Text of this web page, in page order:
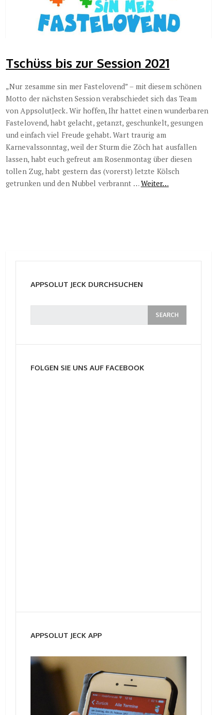
Tschüss bis zur Session 2021
„Nur zesamme sin mer Fastelovend” – mit diesem schönen
Motto der nächsten Session verabschiedet sich das Team
von AppsolutJeck. Wir hoffen, Ihr hattet einen wunderbaren
Fastelovend, habt gelacht, getanzt, geschunkelt, gesungen
und einfach viel Freude gehabt. Wart traurig am
Karnevalssonntag, weil der Sturm die Zöch hat ausfallen
lassen, habt euch gefreut am Rosenmontag über diesen
tollen Zug, habt gestern das (vorerst) letzte Kölsch
getrunken und den Nubbel verbrannt …Weiter…
APPSOLUT JECK DURCHSUCHEN
FOLGEN SIE UNS AUF FACEBOOK
APPSOLUT JECK APP